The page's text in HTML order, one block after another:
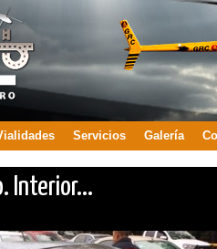
Servicios Galería
Interior...